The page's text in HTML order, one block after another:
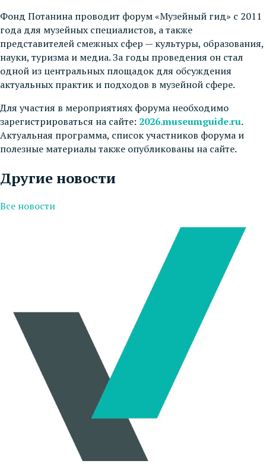
Фонд Потанина проводит форум «Музейный гид» с 2011
года для музейных специалистов, а также
представителей смежных сфер — культуры, образования,
науки, туризма и медиа. За годы проведения он стал
одной из центральных площадок для обсуждения
актуальных практик и подходов в музейной сфере.
Для участия в мероприятиях форума необходимо
зарегистрироваться на сайте: 2026.museumguide.ru.
Актуальная программа, список участников форума и
полезные материалы также опубликованы на сайте.
Другие новости
Все новости